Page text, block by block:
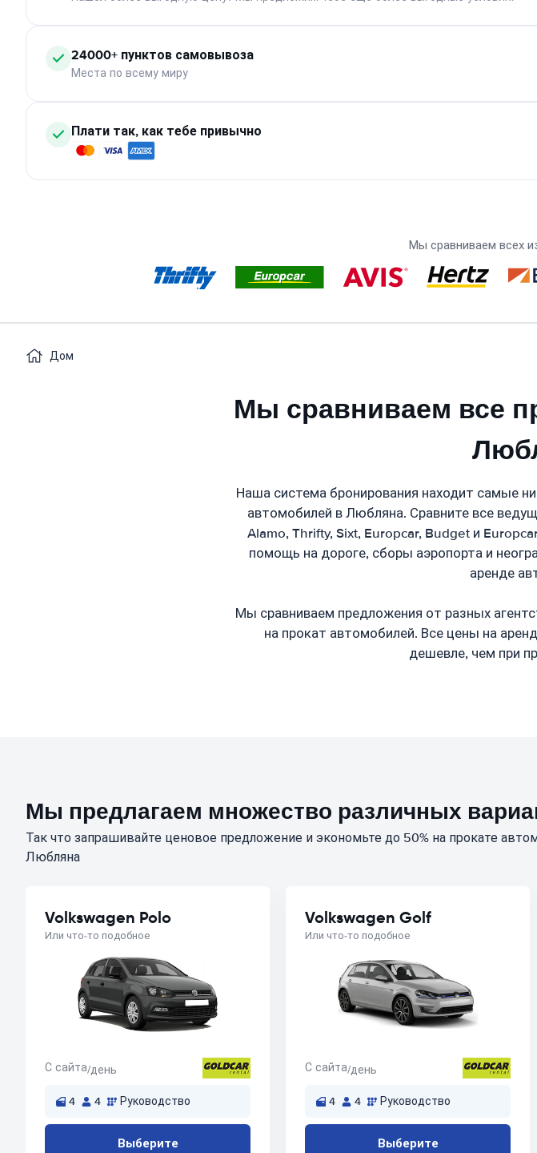
24000+ пунктов самовывоза
Места по всему миру
Плати так, как тебе привычно
Мы сравниваем всех
Дом
Мы сравниваем все
Наша система бронирования находит самые
автомобилей в Любляна. Сравните все
Alamo, Thrifty, Sixt, Europcar, Budget и
помощь на дороге, сборы аэропорта и
аренде
Мы сравниваем предложения от разных
на прокат автомобилей. Все цены на
дешевле, чем при
Мы предлагаем множество различных
Так что запрашивайте ценовое предложение и экономьте до 50% на прокате
Любляна
Volkswagen Polo
Или что-то подобное
С сайта/день
4 4 Руководство
Выберите
Volkswagen Golf
Или что-то подобное
С сайта/день
4 4 Руководство
Выберите